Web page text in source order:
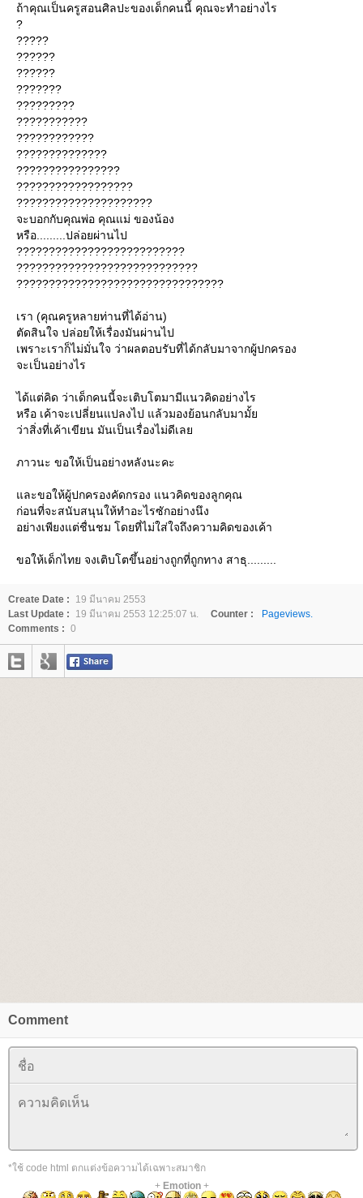
ถ้าคุณเป็นครูสอนศิลปะของเด็กคนนี้ คุณจะทำอย่างไร
?
?????
??????
??????
???????
?????????
???????????
????????????
??????????????
????????????????
??????????????????
?????????????????????
จะบอกกับคุณพ่อ คุณแม่ ของน้อง
หรือ.........ปล่อยผ่านไป
??????????????????????????
????????????????????????????
????????????????????????????????
เรา (คุณครูหลายท่านที่ได้อ่าน)
ตัดสินใจ ปล่อยให้เรื่องมันผ่านไป
เพราะเราก็ไม่มั่นใจ ว่าผลตอบรับที่ได้กลับมาจากผู้ปกครอง
จะเป็นอย่างไร
ได้แต่คิด ว่าเด็กคนนี้จะเติบโตมามีแนวคิดอย่างไร
หรือ เค้าจะเปลี่ยนแปลงไป แล้วมองย้อนกลับมามั้
ว่าสิ่งที่เค้าเขียน มันเป็นเรื่องไม่ดีเล
ภาวนะ ขอให้เป็นอย่างหลังนะคะ
ละขอให้ผู้ปกครองคัดกรอง แนวคิดของลูกคุณ
ก่อนที่จะสนับสนุนให้ทำอะไรซักอย่างนึง
อย่างเพียงแต่ชื่นชม โดยที่ไม่ใส่ใจถึงความคิดของเค้า
ขอให้เด็กไทย จงเติบโตขึ้นอย่างถูกที่ถูกทาง สาธุ.........
Create Date :
19 มีนาคม 2553
Last Update :
19 มีนาคม 2553 12:25:07 น. Counter :
Pageviews.
Comments : 0
Comment
*ใช้ code html ตกแต่งข้อความได้เฉพาะสมาชิก
+ Emotion+